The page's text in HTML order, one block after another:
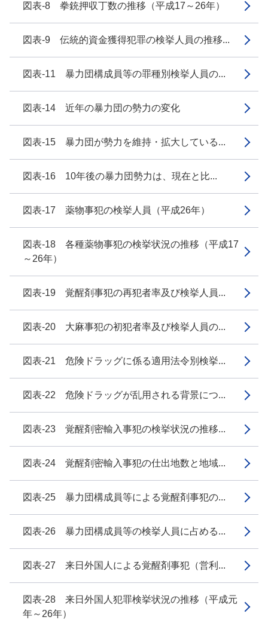
図表-8 拳銃押収丁数の推移（平成17～26年）
図表-9 伝統的資金獲得犯罪の検挙人員の推移...
図表-11 暴力団構成員等の罪種別検挙人員の...
図表-14 近年の暴力団の勢力の変化
図表-15 暴力団が勢力を維持・拡大している...
図表-16 10年後の暴力団勢力は、現在と比...
図表-17 薬物事犯の検挙人員（平成26年）
図表-18 各種薬物事犯の検挙状況の推移（平成17
～26年）
図表-19 覚醒剤事犯の再犯者率及び検挙人員...
図表-20 大麻事犯の初犯者率及び検挙人員の...
図表-21 危険ドラッグに係る適用法令別検挙...
図表-22 危険ドラッグが乱用される背景につ...
図表-23 覚醒剤密輸入事犯の検挙状況の推移...
図表-24 覚醒剤密輸入事犯の仕出地数と地域...
図表-25 暴力団構成員等による覚醒剤事犯の...
図表-26 暴力団構成員等の検挙人員に占める...
図表-27 来日外国人による覚醒剤事犯（営利...
図表-28 来日外国人犯罪検挙状況の推移（平成元
年～26年）